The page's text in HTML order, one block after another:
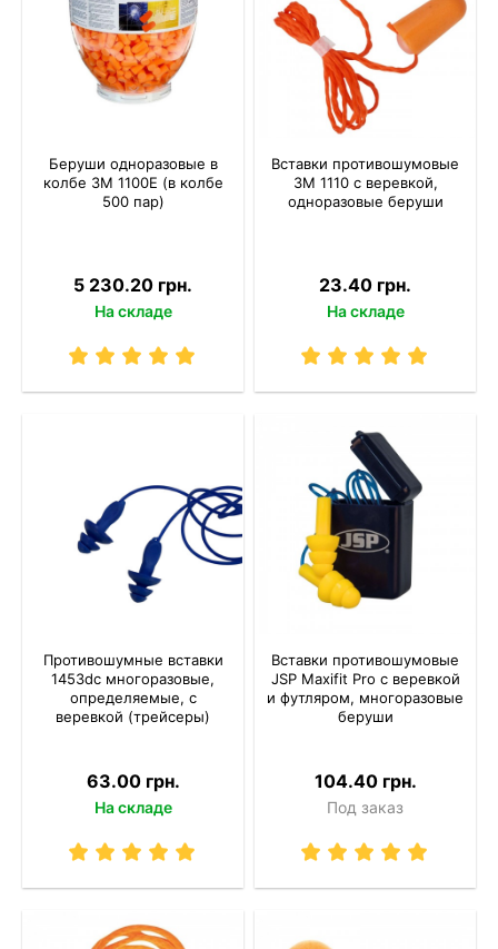
Беруши одноразовые в
колбе 3M 1100Е (в колбе
500 пар)
5 230.20 грн.
На складе
Вставки противошумовые
3M 1110 с веревкой,
одноразовые беруши
23.40 грн.
На складе
Противошумные вставки
1453dc многоразовые,
определяемые, с
веревкой (трейсеры)
63.00 грн.
На складе
Вставки противошумовые
JSP Maxifit Pro с веревкой
и футляром, многоразовые
беруши
104.40 грн.
Под заказ